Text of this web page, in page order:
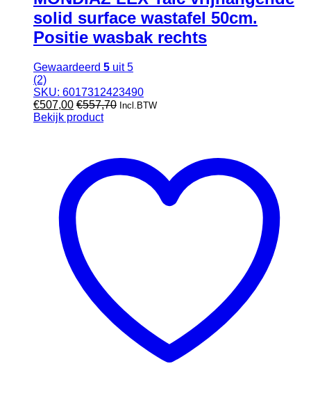
solid surface wastafel 50cm.
Positie wasbak rechts
Gewaardeerd 5 uit 5
(2)
SKU: 6017312423490
€507,00 €557,70 Incl.BTW
Bekijk product